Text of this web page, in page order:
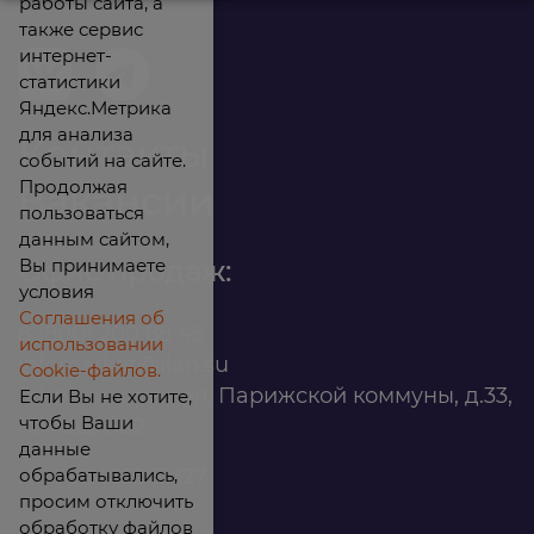
Контакты
Вакансии
Офис продаж:
infomarket@ilan.su
г. Красноярск, ул. Парижской коммуны, д.33,
помещ. 302
ИНН: 2465263327
также сервис
интернет-
статистики
Яндекс.Метрика
для анализа
событий на сайте.
Продолжая
пользоваться
данным сайтом,
Вы принимаете
условия
Соглашения об
использовании
Cookie-файлов.
Если Вы не хотите,
чтобы Ваши
данные
обрабатывались,
просим отключить
обработку файлов